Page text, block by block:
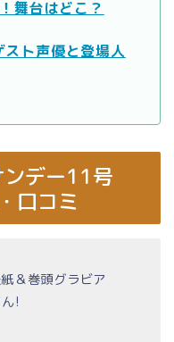
舞台はどこ？
スト声優と登場人
デー11号
口コミ
＆巻頭グラビア
!